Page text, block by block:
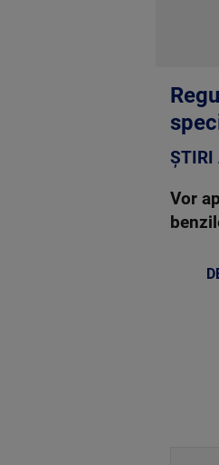
ȘTIRI
Vor